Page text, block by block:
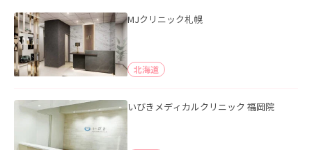
MJクリニック札幌
北海道
いびきメディカルクリニック 福岡院